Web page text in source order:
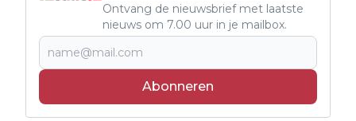
Ontvang de nieuwsbrief met laatste
nieuws om 7.00 uur in je mailbox.
Abonneren